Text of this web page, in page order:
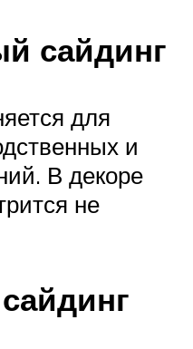
сайдинг
для
и
В декоре
не